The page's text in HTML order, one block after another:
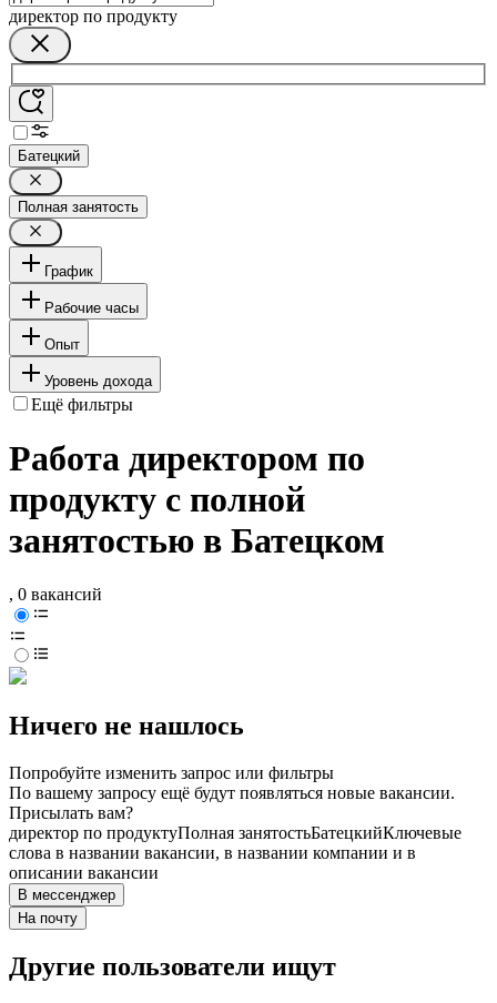
директор по продукту
Батецкий
Полная занятость
График
Рабочие часы
Опыт
Уровень дохода
Ещё фильтры
Работа директором по
продукту с полной
занятостью в Батецком
, 0 вакансий
Ничего не нашлось
Попробуйте изменить запрос или фильтры
По вашему запросу ещё будут появляться новые вакансии.
Присылать вам?
директор по продуктуПолная занятостьБатецкийКлючевые
слова в названии вакансии, в названии компании и в
описании вакансии
В мессенджер
На почту
Другие пользователи ищут